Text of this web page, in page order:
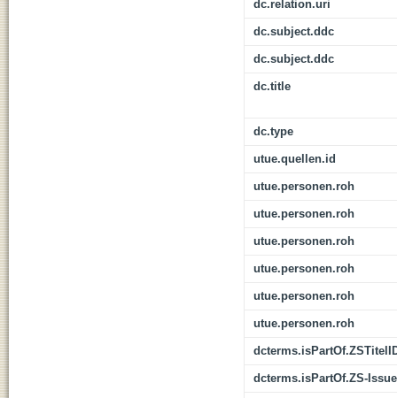
dc.relation.uri
dc.subject.ddc
dc.subject.ddc
dc.title
dc.type
utue.quellen.id
utue.personen.roh
utue.personen.roh
utue.personen.roh
utue.personen.roh
utue.personen.roh
utue.personen.roh
dcterms.isPartOf.ZS-Issue